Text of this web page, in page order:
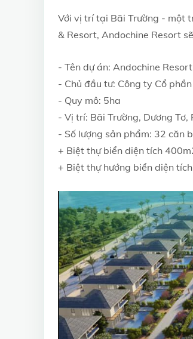
Với vị trí tại Bãi Trường - một
& Resort, Andochine Resort
- Tên dự án: Andochine Resort
- Chủ đầu tư: Công ty Cổ
- Quy mô: 5ha
- Vị trí: Bãi Trường, Dương Tơ,
- Số lượng sản phẩm: 32 căn
+ Biệt thự biển diện tích
+ Biệt thự hướng biển diện